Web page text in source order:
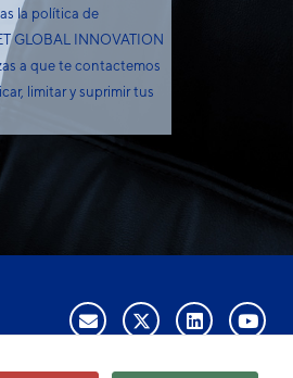
la política de
GLOBAL INNOVATION
a que te contactemos
limitar y suprimir tus